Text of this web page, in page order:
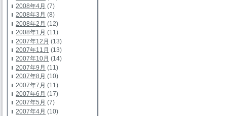
2008年4月 (7)
2008年3月 (8)
2008年2月 (12)
2008年1月 (11)
2007年12月 (13)
2007年11月 (13)
2007年10月 (14)
2007年9月 (11)
2007年8月 (10)
2007年7月 (11)
2007年6月 (17)
2007年5月 (7)
2007年4月 (10)